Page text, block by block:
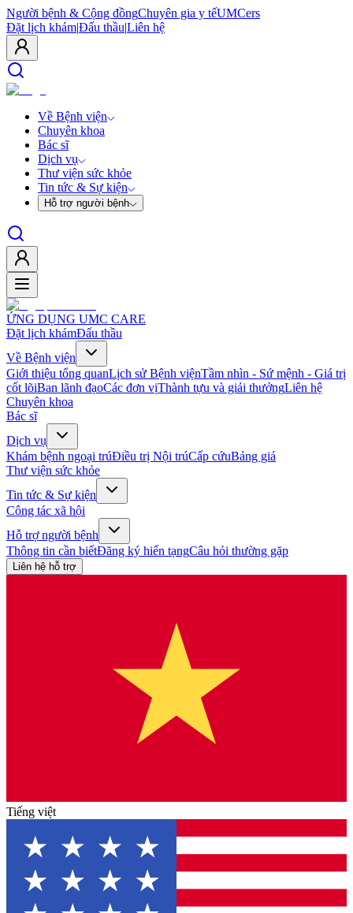
Người bệnh & Cộng đồngChuyên gia y tếUMCers
Đặt lịch khám|Đấu thầu|Liên hệ
Về Bệnh viện
Chuyên khoa
Bác sĩ
Dịch vụ
Thư viện sức khỏe
Tin tức & Sự kiện
Hỗ trợ người bệnh
ỨNG DỤNG UMC CARE
Đặt lịch khámĐấu thầu
Về Bệnh viện
Giới thiệu tổng quanLịch sử Bệnh việnTầm nhìn - Sứ mệnh - Giá trị
cốt lõiBan lãnh đạoCác đơn vịThành tựu và giải thưởngLiên hệ
Chuyên khoa
Bác sĩ
Dịch vụ
Khám bệnh ngoại trúĐiều trị Nội trúCấp cứuBảng giá
Thư viện sức khỏe
Tin tức & Sự kiện
Công tác xã hội
Hỗ trợ người bệnh
Thông tin cần biếtĐăng ký hiến tạngCâu hỏi thường gặp
Liên hệ hỗ trợ
Tiếng việt